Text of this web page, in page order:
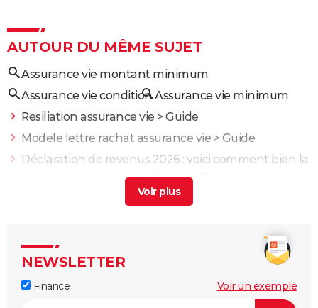
AUTOUR DU MÊME SUJET
Assurance vie montant minimum
Assurance vie conditionAssurance vie minimum
Resiliation assurance vie > Guide
Modele lettre rachat assurance vie > Guide
Déclaration de revenus 2026 : voici comment bien la
remplir, case par case> Accueil - Déclaration de
ASPA 2023 : demande, formulaire et montant du
minimum vieillesse
NEWSLETTER
Finance Voir un exemple